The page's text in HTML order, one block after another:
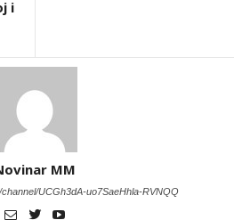
i
MM
UCGh3dA-uo7SaeHhla-RVNQQ